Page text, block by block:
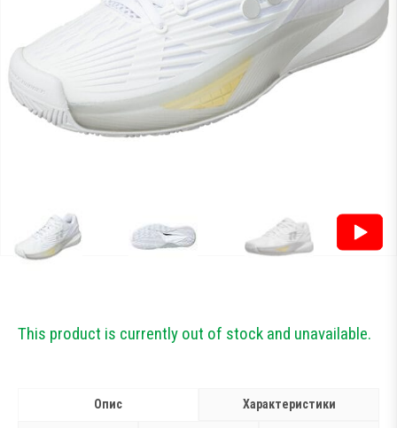
Тестові ракетки
Намотки
Гравці Yonex
This product is currently out of stock and unavailable.
Опис Характеристики